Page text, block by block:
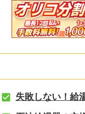
失敗しない！給